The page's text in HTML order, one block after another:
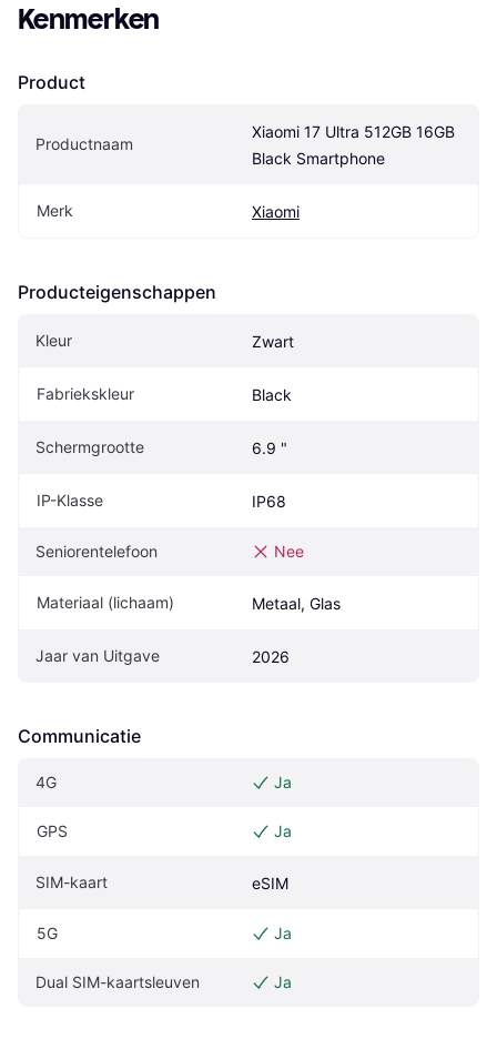
Kenmerken
Product
Productnaam
Xiaomi 17 Ultra 512GB 16GB
Black Smartphone
Merk Xiaomi
Producteigenschappen
Kleur Zwart
Fabriekskleur Black
Schermgrootte 6.9 "
IP-Klasse IP68
Seniorentelefoon Nee
Materiaal (lichaam) Metaal, Glas
Jaar van Uitgave 2026
Communicatie
4G Ja
GPS Ja
SIM-kaart eSIM
5G Ja
Dual SIM-kaartsleuven Ja